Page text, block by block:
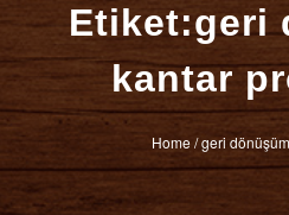
Etiket:geri
kantar
Home/geri